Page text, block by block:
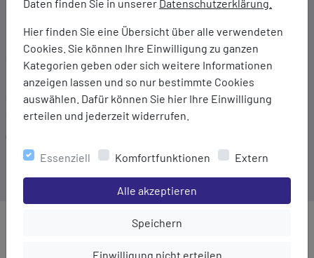
Daten finden Sie in unserer Datenschutzerklärung.
Hier finden Sie eine Übersicht über alle verwendeten
Cookies. Sie können Ihre Einwilligung zu ganzen
Kategorien geben oder sich weitere Informationen
anzeigen lassen und so nur bestimmte Cookies
auswählen. Dafür können Sie hier Ihre Einwilligung
erteilen und jederzeit widerrufen.
Essenziell Komfortfunktionen Extern
Einstellungen speichern für die Gruppe
Alle akzeptieren
Einstellungen speichern für die
Speichern
Einstellungen speichern für die Gruppe
Einwilligung nicht erteilen
Bindegürtel in der Taille
Zwei Seitentaschen
Material:
90% Baumwolle/10% Leinen
184 g
MEHR AUS DER KATEGORIE